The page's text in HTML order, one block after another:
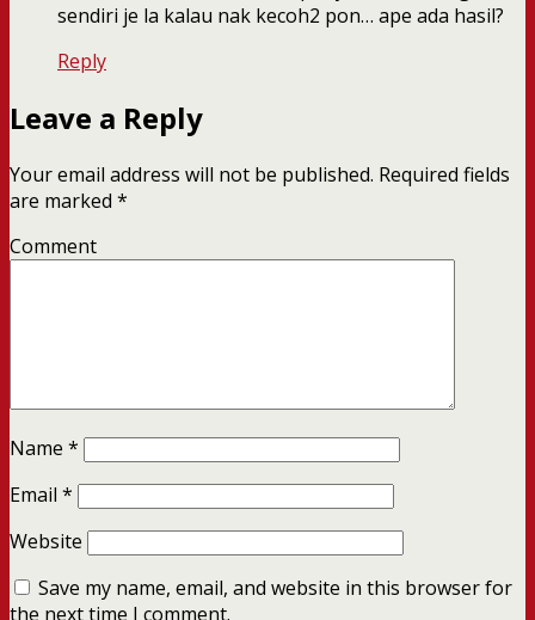
sendiri je la kalau nak kecoh2 pon… ape ada hasil?
Reply
Leave a Reply
Your email address will not be published. Required fields
are marked *
Comment
Name *
Email *
Website
Save my name, email, and website in this browser for
the next time I comment.